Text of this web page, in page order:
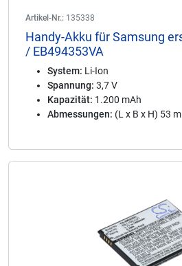
Artikel-Nr.: 135338
Handy-Akku für Samsung
/ EB494353VA
System: Li-Ion
Spannung: 3,7 V
Kapazität: 1.200 mAh
Abmessungen: (L x B x H) 53